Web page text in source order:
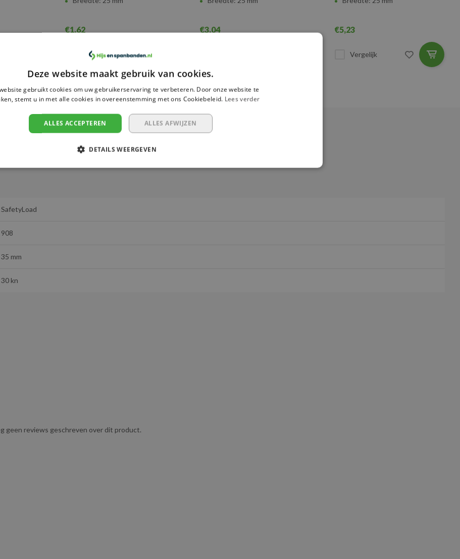
€1,62
Vergelijk
€3,04 €5,23
Vergelijk
SafetyLoad
908
35 mm
30 kn
geen reviews geschreven over dit product.
Deze website maakt gebruik van cookies.
gebruikt cookies om uw gebruikerservaring te verbeteren. Door onze website te
stemt u in met alle cookies in overeenstemming met ons Cookiebeleid. Lees verder
ALLES ACCEPTEREN ALLES AFWIJZEN
DETAILS WEERGEVEN